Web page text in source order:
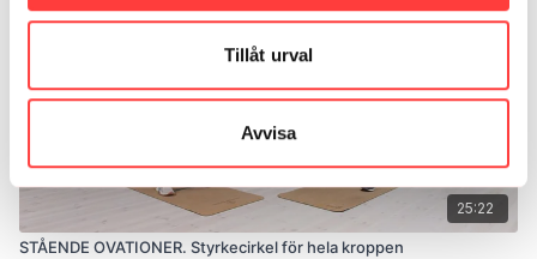
Tillåt urval
Avvisa
25:22
STÅENDE OVATIONER. Styrkecirkel för hela kroppen